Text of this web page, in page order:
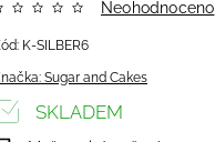
Sugar and Cakes
Neohodnoceno
K-SILBER6
SKLADEM